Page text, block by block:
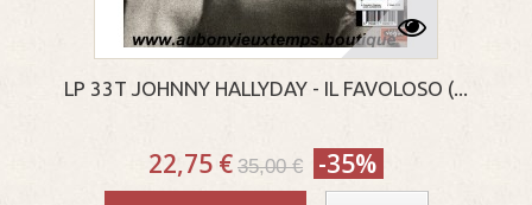
LP 33T JOHNNY HALLYDAY - IL FAVOLOSO (...
22,75 € 35,00 € -35%